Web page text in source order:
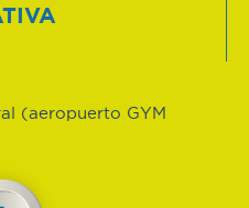
(aeropuerto GYM